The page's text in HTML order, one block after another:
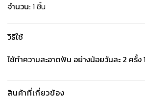
จำนวน: 1 ชิ้น
วิธีใช้
ใช้ทำความสะอาดฟัน อย่างน้อยวันละ 2 ครั้
สินค้าที่เกี่ยวข้อง